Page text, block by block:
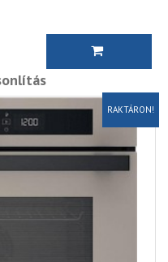
RAKTÁRON!